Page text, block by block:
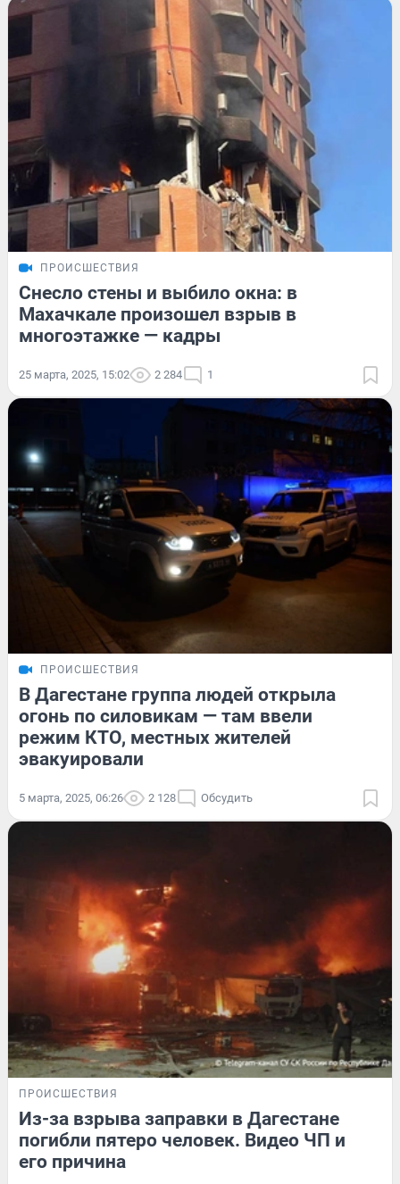
ПРОИСШЕСТВИЯ
Снесло стены и выбило окна: в
Махачкале произошел взрыв в
многоэтажке — кадры
25 марта, 2025, 15:02 2 284 1
ПРОИСШЕСТВИЯ
В Дагестане группа людей открыла
огонь по силовикам — там ввели
режим КТО, местных жителей
эвакуировали
5 марта, 2025, 06:26 2 128 Обсудить
ПРОИСШЕСТВИЯ
Из-за взрыва заправки в Дагестане
погибли пятеро человек. Видео ЧП и
его причина